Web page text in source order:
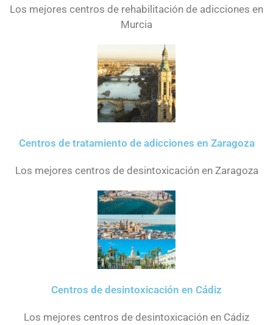
Los mejores centros de rehabilitación de adicciones en
Murcia
Centros de tratamiento de adicciones en Zaragoza
Los mejores centros de desintoxicación en Zaragoza
Centros de desintoxicación en Cádiz
Los mejores centros de desintoxicación en Cádiz